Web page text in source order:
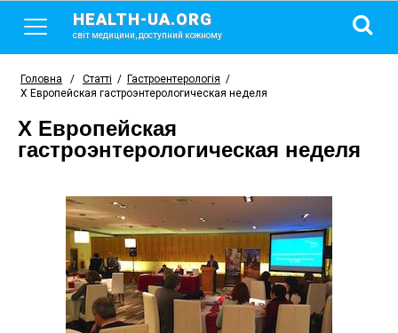
HEALTH-UA.ORG
світ медицини, доступний кожному
Головна / Статті / Гастроентерологія /
Х Европейская гастроэнтерологическая неделя
Х Европейская
гастроэнтерологическая неделя